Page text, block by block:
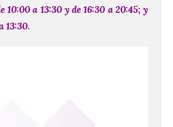
10:00 a 13:30 y de 16:30 a 20:45; y
13:30.